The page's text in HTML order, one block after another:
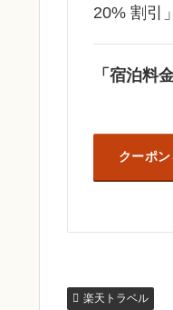
20% 割引
「宿泊料
クーポ
楽天トラベル